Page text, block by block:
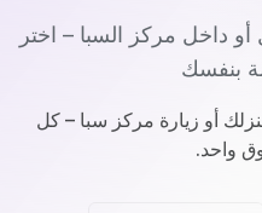
داخل مركز السبا – اختر
بنفسك
أو زيارة مركز سبا – كل
واحد.